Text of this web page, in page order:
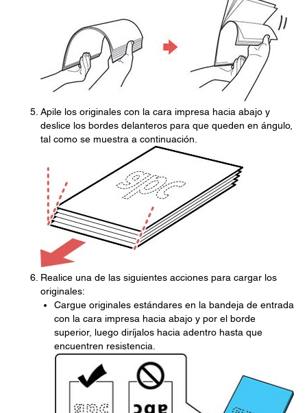
Apile los originales con la cara impresa hacia abajo y
deslice los bordes delanteros para que queden en ángulo,
tal como se muestra a continuación.
Realice una de las siguientes acciones para cargar los
originales:
Cargue originales estándares en la bandeja de entrada
con la cara impresa hacia abajo y por el borde
superior, luego diríjalos hacia adentro hasta que
encuentren resistencia.